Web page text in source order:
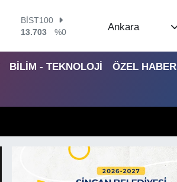
BITCOIN
64.602,05
%0.69
EURO
BİST100
Ankara
BİLİM - TEKNOLOJİ ÖZEL HABER